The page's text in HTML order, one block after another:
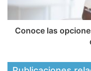
Conoce las